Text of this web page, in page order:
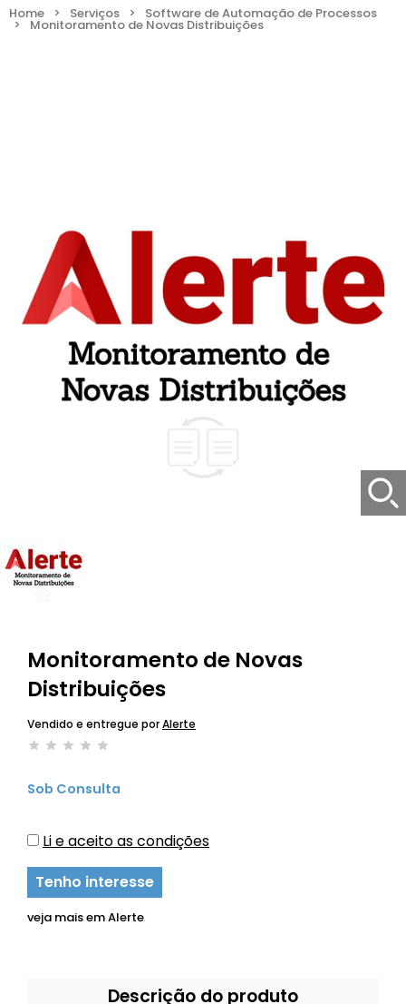
Home > Serviços > Software de Automação de Processos
> Monitoramento de Novas Distribuições
Monitoramento de Novas
Distribuições
Vendido e entregue porAlerte
Sob Consulta
Li e aceito as condições
Tenho interesse
veja mais emAlerte
Descrição do produto